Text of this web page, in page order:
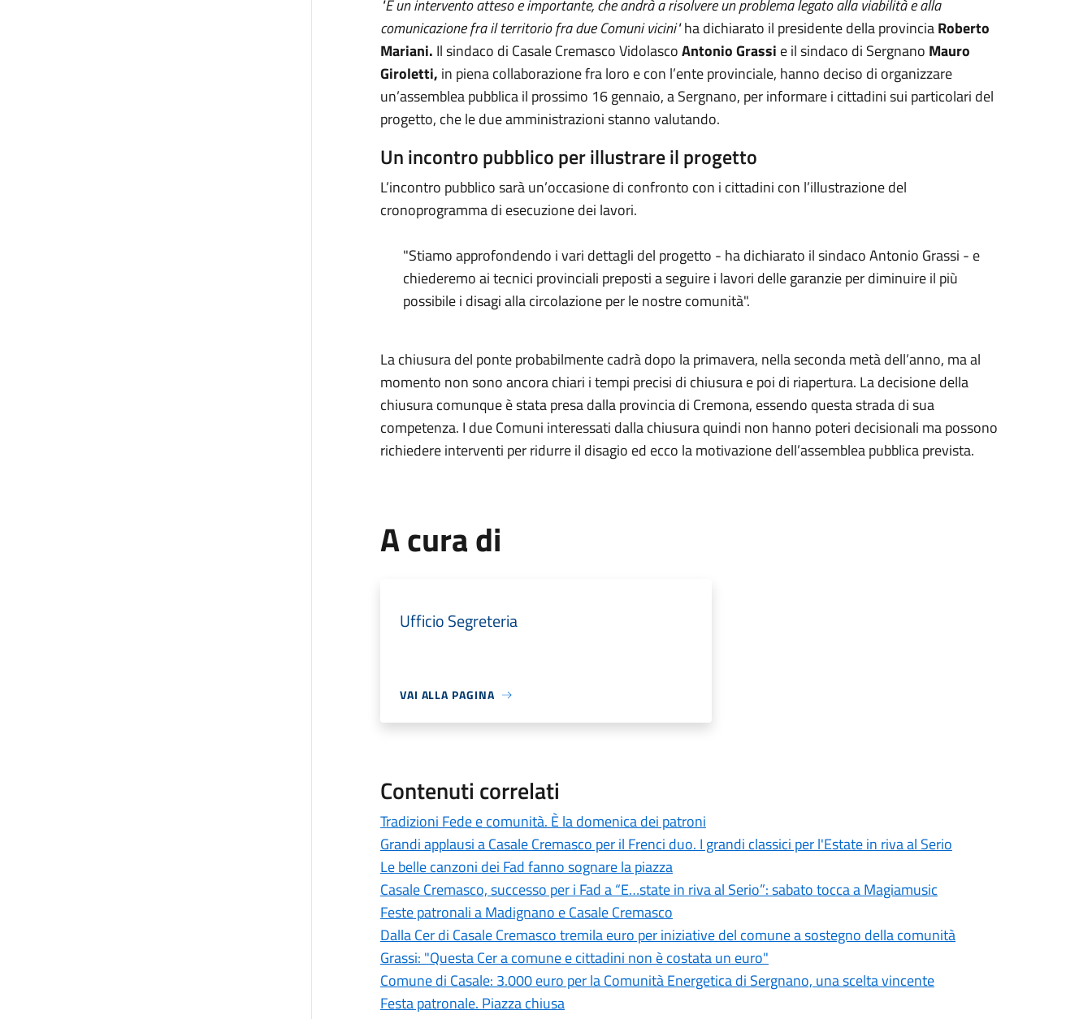
"È un intervento atteso e importante, che andrà a risolvere un problema legato alla viabilità e alla
comunicazione fra il territorio fra due Comuni vicini"ha dichiarato il presidente della provinciaRoberto
Mariani. Il sindaco di Casale Cremasco VidolascoAntonio Grassi e il sindaco di Sergnano Mauro
Giroletti, in piena collaborazione fra loro e con l’ente provinciale, hanno deciso di organizzare
un’assemblea pubblica il prossimo 16 gennaio, a Sergnano, per informare i cittadini sui particolari del
progetto, che le due amministrazioni stanno valutando.
Un incontro pubblico per illustrare il progetto
L’incontro pubblico sarà un’occasione di confronto con i cittadini con l’illustrazione del
cronoprogramma di esecuzione dei lavori.
"Stiamo approfondendo i vari dettagli del progetto - ha dichiarato il sindaco Antonio Grassi - e
chiederemo ai tecnici provinciali preposti a seguire i lavori delle garanzie per diminuire il più
possibile i disagi alla circolazione per le nostre comunità".
La chiusura del ponte probabilmente cadrà dopo la primavera, nella seconda metà dell’anno, ma al
momento non sono ancora chiari i tempi precisi di chiusura e poi di riapertura. La decisione della
chiusura comunque è stata presa dalla provincia di Cremona, essendo questa strada di sua
competenza. I due Comuni interessati dalla chiusura quindi non hanno poteri decisionali ma possono
richiedere interventi per ridurre il disagio ed ecco la motivazione dell’assemblea pubblica prevista.
A cura di
Ufficio Segreteria
VAI ALLA PAGINA
Contenuti correlati
Tradizioni Fede e comunità. È la domenica dei patroni
Grandi applausi a Casale Cremasco per il Frenci duo. I grandi classici per l'Estate in riva al Serio
Le belle canzoni dei Fad fanno sognare la piazza
Casale Cremasco, successo per i Fad a “E…state in riva al Serio”: sabato tocca a Magiamusic
Feste patronali a Madignano e Casale Cremasco
Dalla Cer di Casale Cremasco tremila euro per iniziative del comune a sostegno della comunità
Grassi: "Questa Cer a comune e cittadini non è costata un euro"
Comune di Casale: 3.000 euro per la Comunità Energetica di Sergnano, una scelta vincente
Festa patronale. Piazza chiusa